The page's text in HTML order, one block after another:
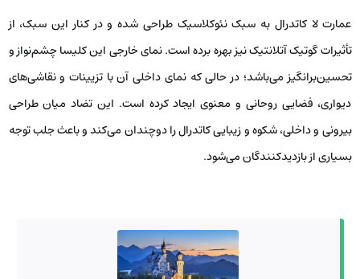
عمارت لا کاتدرال به سبک نئوکلاسیک طراحی شده و در کنار این سبک، از
تأثیرات گوتیک آتلانتیک نیز بهره‌ برده است. نمای خارجی این کلیسا چشم‌نواز و
تحسین‌برانگیز می‌باشد؛ در حالی که نمای داخلی آن با تزیینات و نقاشی‌های
دیواری، فضایی روحانی و معنوی ایجاد کرده ‌است. این تضاد میان طراحی
بیرونی و داخلی، شکوه و زیبایی کاتدرال را دوچندان می‌کند و باعث جلب توجه
بسیاری از بازدیدکنندگان می‌شود.